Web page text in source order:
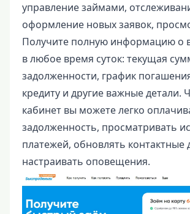
управление займами,
оформление новых заявок,
Получите полную информацию о
в любое время суток: текущая
задолженности, график
кредиту и другие важные детали.
кабинет вы можете легко
задолженность, просматривать
платежей, обновлять контактные
настраивать оповещения.